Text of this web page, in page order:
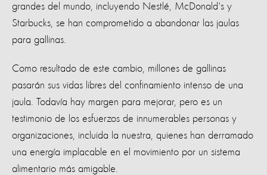
grandes del mundo, incluyendo Nestlé, McDonald's y
Starbucks, se han comprometido a abandonar las jaulas
para gallinas.
Como resultado de este cambio, millones de gallinas
pasarán sus vidas libres del confinamiento intenso de una
jaula. Todavía hay margen para mejorar, pero es un
testimonio de los esfuerzos de innumerables personas y
organizaciones, incluida la nuestra, quienes han derramado
una energía implacable en el movimiento por un sistema
alimentario más amigable.